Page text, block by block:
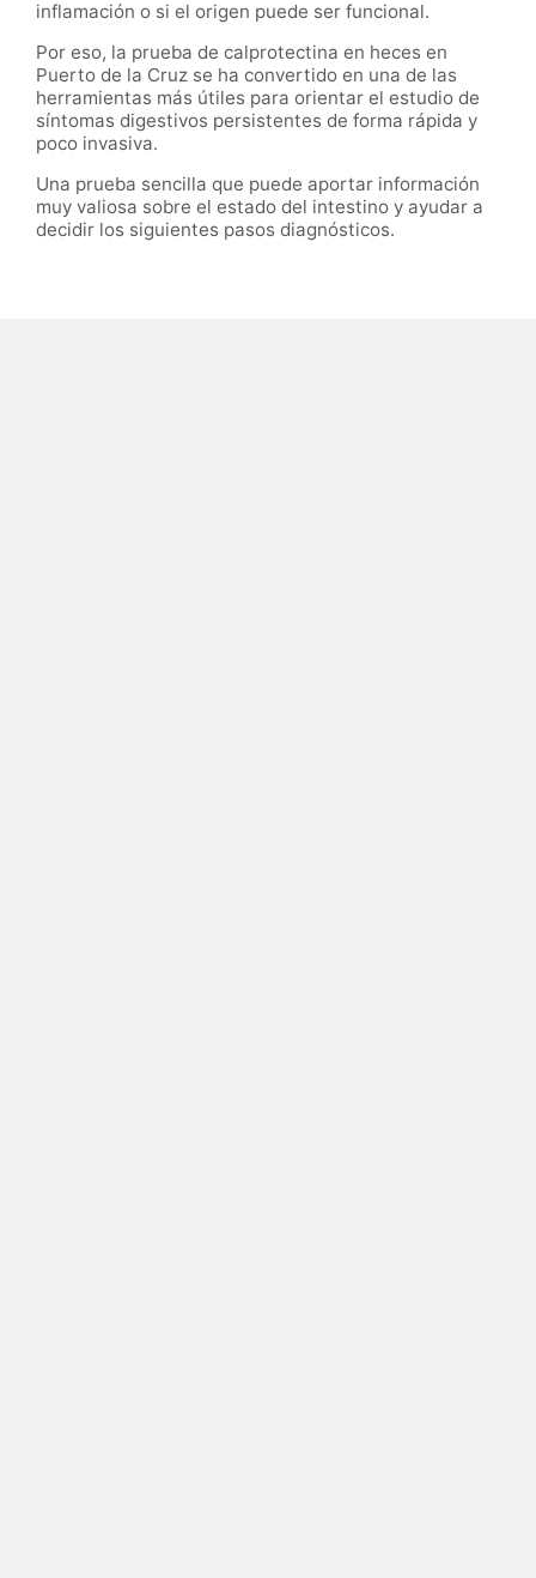
inflamación o si el origen puede ser funcional.
Por eso, la prueba de calprotectina en heces en
Puerto de la Cruz se ha convertido en una de las
herramientas más útiles para orientar el estudio de
síntomas digestivos persistentes de forma rápida y
poco invasiva.
Una prueba sencilla que puede aportar información
muy valiosa sobre el estado del intestino y ayudar a
decidir los siguientes pasos diagnósticos.